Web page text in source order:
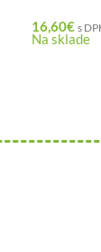
16,60€ s
Na sklade